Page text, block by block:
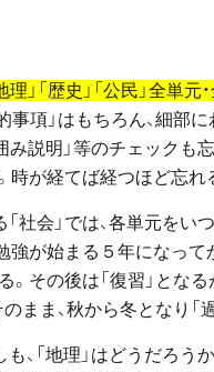
」「歴史」「公民」全単
事項」はもちろん、細部
み説明」等のチェック
時が経てば経つほど忘れ
社会」では、各単元を
が始まる５年になって
。その後は「復習」とな
まま、秋から冬となり「
も、「地理」はどうだろ